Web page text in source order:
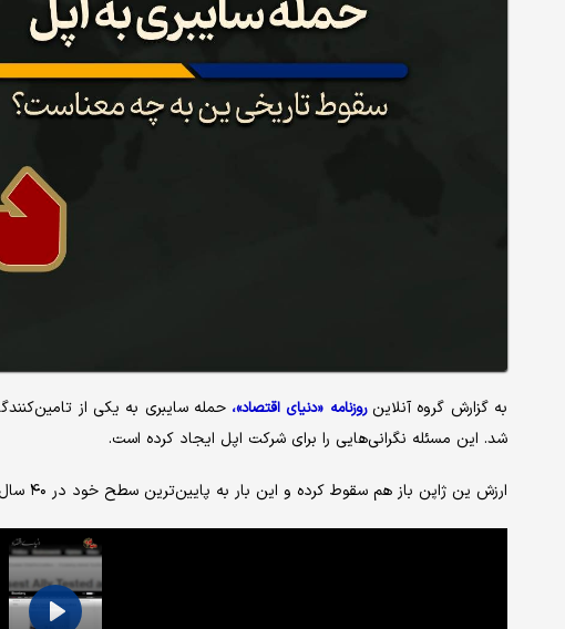
به گزارش گروه آنلاینروزنامه «دنیای اقتصاد»،
شد. این مسئله نگرانی‌هایی را برای شرکت اپل ایجاد کرده است.
ارزش ین ژاپن باز هم سقوط کرده و این بار به پایین‌ترین سطح خود در ۴۰ سال گذشته رسیده است. این اتفاق چه معنایی دارد؟